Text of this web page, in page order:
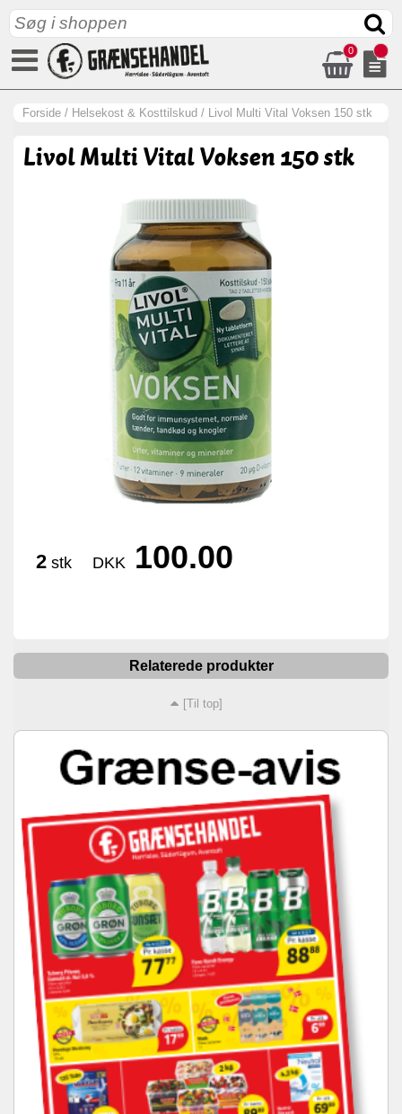
0
Forside / Helsekost & Kosttilskud / Livol Multi Vital Voksen 150 stk
Livol Multi Vital Voksen 150 stk
2 stk DKK 100.00
Relaterede produkter
[Til top]